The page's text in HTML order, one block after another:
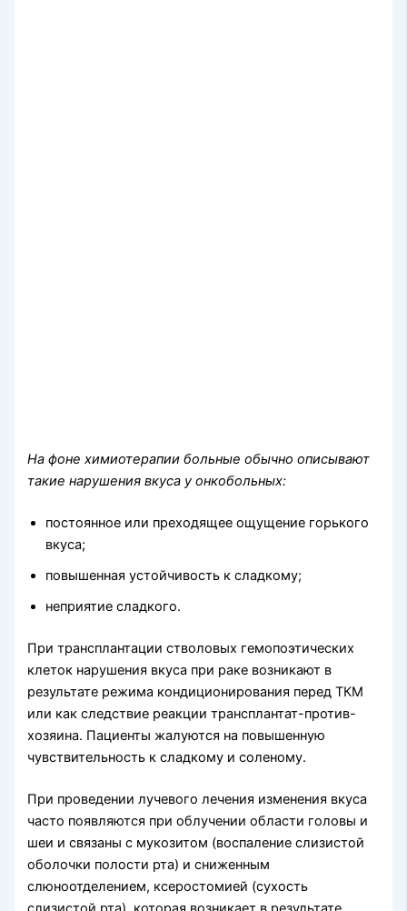
На фоне химиотерапии больные обычно описывают
такие нарушения вкуса у онкобольных:
постоянное или преходящее ощущение горького
вкуса;
повышенная устойчивость к сладкому;
неприятие сладкого.
При трансплантации стволовых гемопоэтических
клеток нарушения вкуса при раке возникают в
результате режима кондиционирования перед ТКМ
или как следствие реакции трансплантат-против-
хозяина. Пациенты жалуются на повышенную
чувствительность к сладкому и соленому.
При проведении лучевого лечения изменения вкуса
часто появляются при облучении области головы и
шеи и связаны с мукозитом (воспаление слизистой
оболочки полости рта) и сниженным
слюноотделением, ксеростомией (сухость